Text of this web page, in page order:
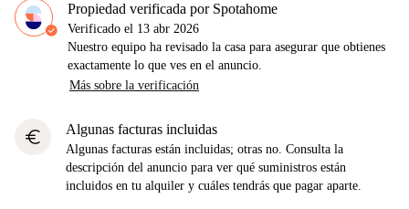
Propiedad verificada por Spotahome
Verificado el 13 abr 2026
Nuestro equipo ha revisado la casa para asegurar que obtienes
exactamente lo que ves en el anuncio.
Más sobre la verificación
euro Algunas facturas incluidas
Algunas facturas están incluidas; otras no. Consulta la
descripción del anuncio para ver qué suministros están
incluidos en tu alquiler y cuáles tendrás que pagar aparte.